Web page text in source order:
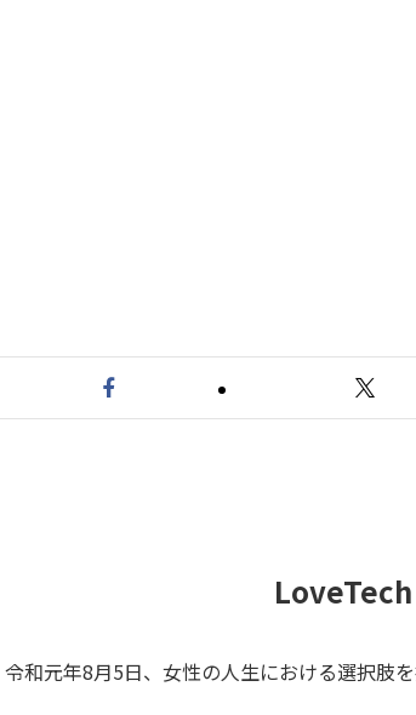
令和元年8月5日、女性の人生における選択肢